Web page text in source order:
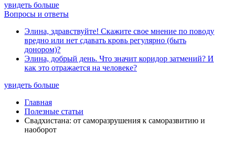
увидеть больше
Вопросы и ответы
Элина, здравствуйте! Скажите свое мнение по поводу
вредно или нет сдавать кровь регулярно (быть
донором)?
Элина, добрый день. Что значит коридор затмений? И
как это отражается на человеке?
увидеть больше
Главная
Полезные статьи
Свадхистана: от саморазрушения к саморазвитию и
наоборот